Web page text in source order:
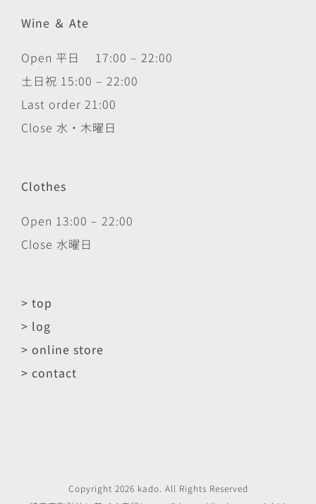
Wine ＆ Ate
Open 平日 17:00 – 22:00
土日祝 15:00 – 22:00
Last order 21:00
Close 水・木曜日
Clothes
Open 13:00 – 22:00
Close 水曜日
> top
> log
> online store
> contact
Copyright 2026 kado . All Rights Reserved